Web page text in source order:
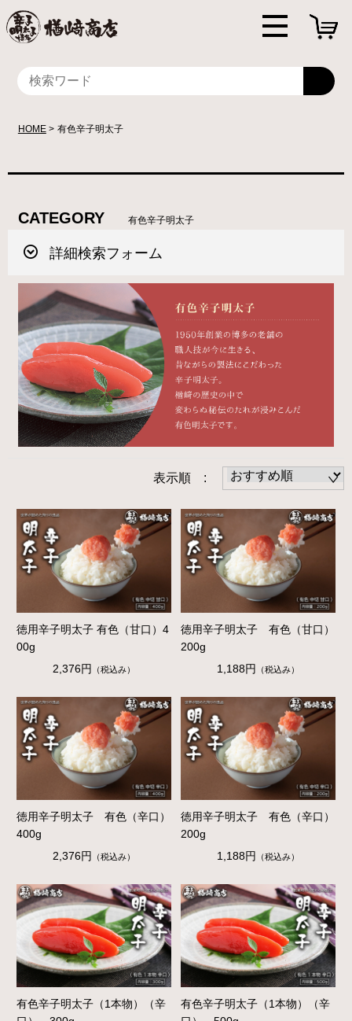
HOME 有色辛子明太子
CATEGORY 有色辛子明太子
詳細検索フォーム
表示順 :
徳用辛子明太子 有色（甘口）4
00g
2,376円 （税込み）
徳用辛子明太子 有色（甘口）
200g
1,188円
（税込み）
徳用辛子明太子 有色（辛口）
400g
2,376円
（税込み）
徳用辛子明太子 有色（辛口）
200g
1,188円
（税込み）
有色辛子明太子（1本物）（辛
有色辛子明太子（1本物）（辛